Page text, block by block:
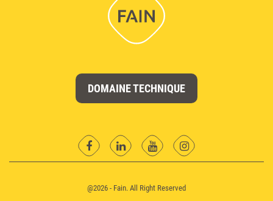
DOMAINE TECHNIQUE
facebookLinkedinYouTubeinstagram
@2026 - Fain. All Right Reserved